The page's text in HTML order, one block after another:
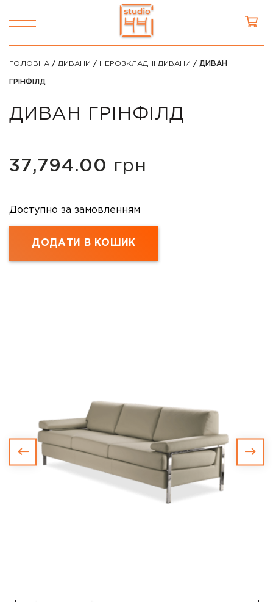
ГОЛОВНА / ДИВАНИ / НЕРОЗКЛАДНІ ДИВАНИ / ДИВАН
ГРІНФІЛД
ДИВАН ГРІНФІЛД
37,794.00 грн
Доступно за замовленням
ДОДАТИ В КОШИК